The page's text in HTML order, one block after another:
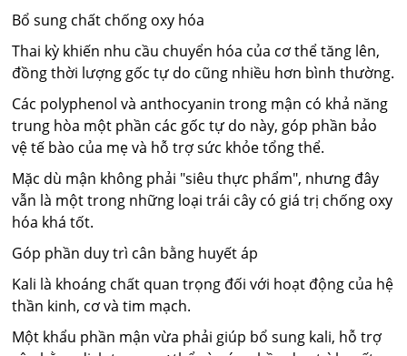
Bổ sung chất chống oxy hóa
Thai kỳ khiến nhu cầu chuyển hóa của cơ thể tăng lên,
đồng thời lượng gốc tự do cũng nhiều hơn bình thường.
Các polyphenol và anthocyanin trong mận có khả năng
trung hòa một phần các gốc tự do này, góp phần bảo
vệ tế bào của mẹ và hỗ trợ sức khỏe tổng thể.
Mặc dù mận không phải "siêu thực phẩm", nhưng đây
vẫn là một trong những loại trái cây có giá trị chống oxy
hóa khá tốt.
Góp phần duy trì cân bằng huyết áp
Kali là khoáng chất quan trọng đối với hoạt động của hệ
thần kinh, cơ và tim mạch.
Một khẩu phần mận vừa phải giúp bổ sung kali, hỗ trợ